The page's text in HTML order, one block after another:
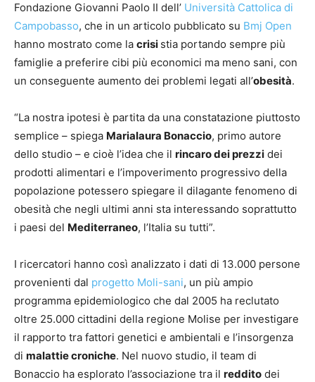
Fondazione Giovanni Paolo II dell’ Università Cattolica di
Campobasso, che in un articolo pubblicato su Bmj Open
hanno mostrato come la crisi stia portando sempre più
famiglie a preferire cibi più economici ma meno sani, con
un conseguente aumento dei problemi legati all’obesità.
“La nostra ipotesi è partita da una constatazione piuttosto
semplice – spiega Marialaura Bonaccio, primo autore
dello studio – e cioè l’idea che il rincaro dei prezzi dei
prodotti alimentari e l’impoverimento progressivo della
popolazione potessero spiegare il dilagante fenomeno di
obesità che negli ultimi anni sta interessando soprattutto
i paesi del Mediterraneo, l’Italia su tutti”.
I ricercatori hanno così analizzato i dati di 13.000 persone
provenienti dal progetto Moli-sani, un più ampio
programma epidemiologico che dal 2005 ha reclutato
oltre 25.000 cittadini della regione Molise per investigare
il rapporto tra fattori genetici e ambientali e l’insorgenza
di malattie croniche. Nel nuovo studio, il team di
Bonaccio ha esplorato l’associazione tra il reddito dei